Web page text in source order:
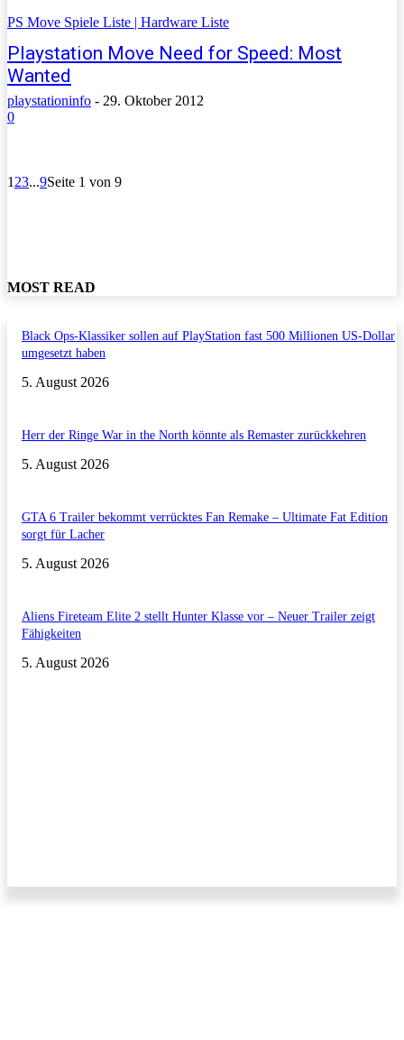
PS Move Spiele Liste | Hardware Liste
Playstation Move Need for Speed: Most
Wanted
playstationinfo - 29. Oktober 2012
0
1 23...9Seite 1 von 9
MOST READ
Black Ops-Klassiker sollen auf PlayStation fast 500 Millionen US-Dollar
umgesetzt haben
5. August 2026
Herr der Ringe War in the North könnte als Remaster zurückkehren
5. August 2026
GTA 6 Trailer bekommt verrücktes Fan Remake – Ultimate Fat Edition
sorgt für Lacher
5. August 2026
Aliens Fireteam Elite 2 stellt Hunter Klasse vor – Neuer Trailer zeigt
Fähigkeiten
5. August 2026